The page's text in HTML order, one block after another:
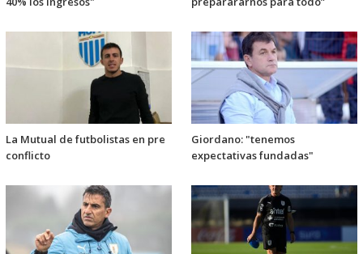
La Mutual de futbolistas en pre
conflicto
Giordano: "tenemos
expectativas fundadas"